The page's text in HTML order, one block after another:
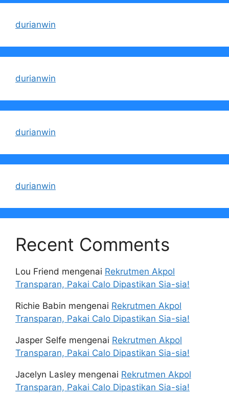
durianwin
durianwin
durianwin
durianwin
Recent Comments
Lou Friend mengenai Rekrutmen Akpol
Transparan, Pakai Calo Dipastikan Sia-sia!
Richie Babin mengenai Rekrutmen Akpol
Transparan, Pakai Calo Dipastikan Sia-sia!
Jasper Selfe mengenai Rekrutmen Akpol
Transparan, Pakai Calo Dipastikan Sia-sia!
Jacelyn Lasley mengenai Rekrutmen Akpol
Transparan, Pakai Calo Dipastikan Sia-sia!